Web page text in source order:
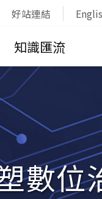
好站連結
知識匯流
數位